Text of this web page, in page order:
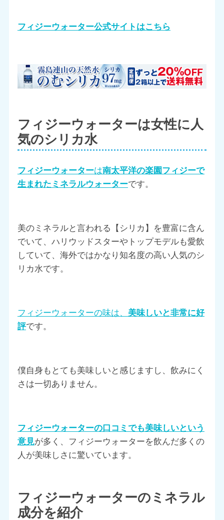
フィジーウォーター公式サイトはこちら
フィジーウォーターは女性に人
気のシリカ水
フィジーウォーターは南太平洋の楽園フィジーで
生まれたミネラルウォーターです。
美のミネラルと言われる【シリカ】を豊富に含ん
でいて、ハリウッドスターやトップモデルも愛飲
していて、海外ではかなり知名度の高い人気のシ
リカ水です。
フィジーウォーターの味は、 美味しいと非常に好
評です。
僕自身もとても美味しいと感じますし、飲みにく
さは一切ありません。
フィジーウォーターの口コミでも美味しいという
意見が多く、フィジーウォーターを飲んだ多くの
人が美味しさに驚いています。
フィジーウォーターのミネラル
成分を紹介